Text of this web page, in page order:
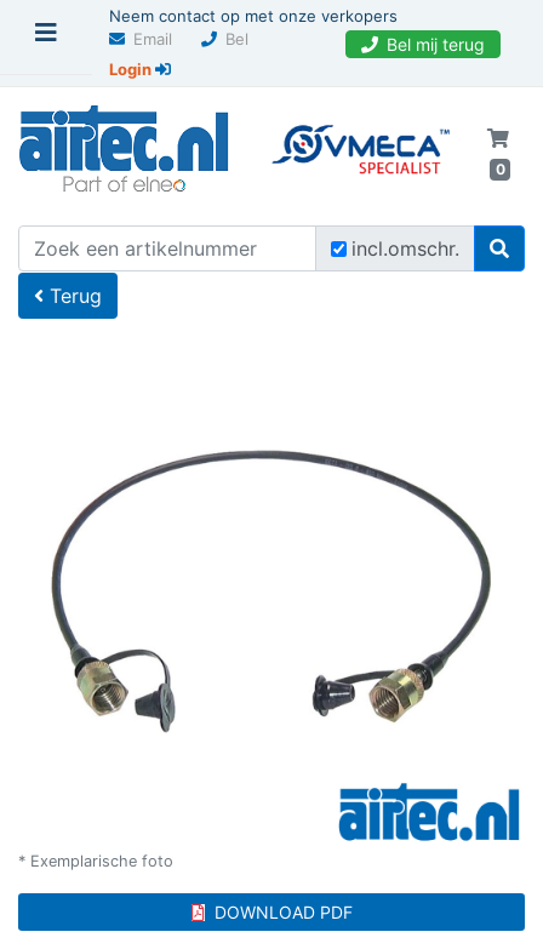
Neem contact op met onze verkopers
Email
Bel Bel mij terug
Login
0
incl.omschr.
U bevindt zich hier Home
Terug
* Exemplarische foto
DOWNLOAD PDF